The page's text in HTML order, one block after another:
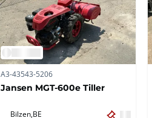
A3-43543-5206
Jansen MGT-600e Tiller
Bilzen, BE